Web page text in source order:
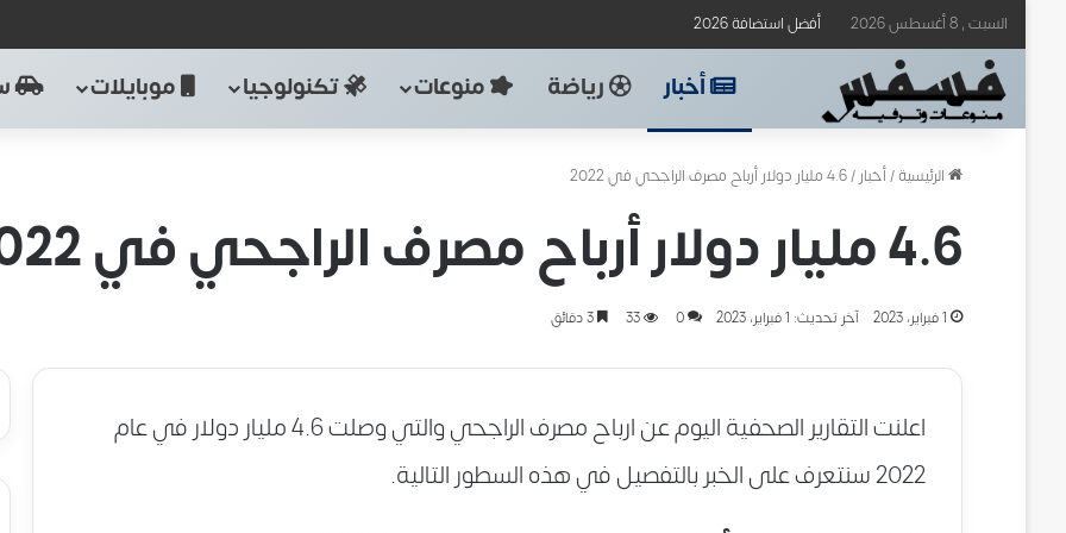
السبت , 8 أغسطس 2026 أفضل استضافة 2026
أخبار رياضة منوعات تكنولوجيا موبايلات
الرئيسية/أخبار/4.6 مليار دولار أرباح مصرف الراجحي في 2022
4.6 مليار دولار أرباح مصرف الراجحي في 2022
1 فبراير، 2023 آخر تحديث: 1 فبراير، 2023 0
33 3 دقائق
اعلنت التقارير الصحفية اليوم عن ارباح مصرف الراجحي والتي وصلت 4.6 مليار دولار في عام
2022 سنتعرف على الخبر بالتفصيل في هذه السطور التالية.